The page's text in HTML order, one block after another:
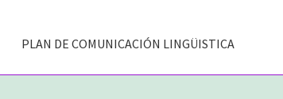
PLAN DE COMUNICACIÓN LINGÜISTICA